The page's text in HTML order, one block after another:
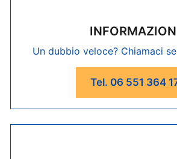
Un dubbio veloce? Chiamaci
Tel. 06 551 364